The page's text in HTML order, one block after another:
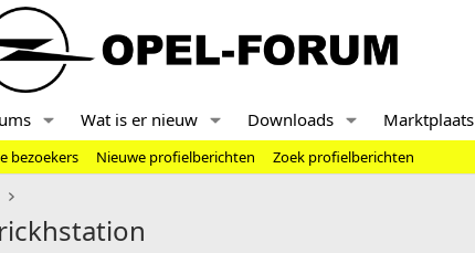
Wat is er nieuw Downloads Marktplaats
bezoekers Nieuwe profielberichten
Zoek profielberichten